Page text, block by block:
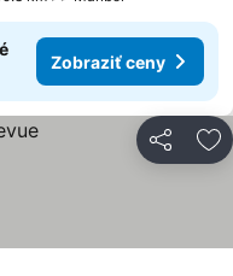
Zobraziť ceny
Zdieľať